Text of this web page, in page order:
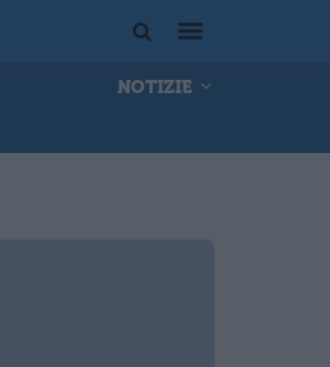
NOTIZIE